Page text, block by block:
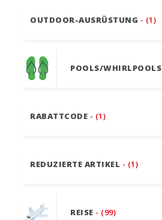
OUTDOOR-AUSRÜSTUNG - (1)
POOLS/WHIRLPOOLS
RABATTCODE - (1)
REDUZIERTE ARTIKEL - (1)
REISE - (99)